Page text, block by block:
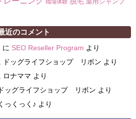
職場体験
近のコメント
に SEO Reseller Program より
ドッグライフショップ リボン より
ロナママ より
ドッグライフショップ リボン より
っくっく♪ より